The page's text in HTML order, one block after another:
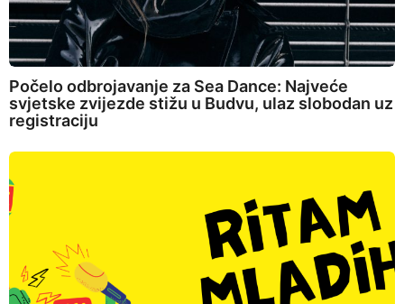
Počelo odbrojavanje za Sea Dance: Najveće
svjetske zvijezde stižu u Budvu, ulaz slobodan uz
registraciju